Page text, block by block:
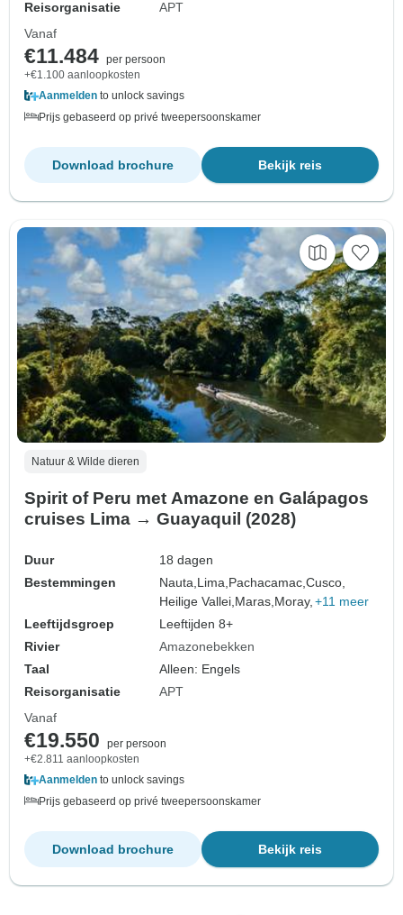
Reisorganisatie
APT
Vanaf
€11.484 per persoon
+€1.100 aanloopkosten
Aanmelden to unlock savings
Prijs gebaseerd op privé tweepersoonskamer
Bekijk reis
Download brochure
Natuur & Wilde dieren
Spirit of Peru met Amazone en Galápagos
cruises Lima → Guayaquil (2028)
Duur
18 dagen
Bestemmingen
Nauta,Lima,Pachacamac,Cusco,
Heilige Vallei,Maras,Moray, +11 meer
Leeftijdsgroep
Leeftijden 8+
Rivier
Amazonebekken
Taal
Alleen: Engels
Reisorganisatie
APT
Vanaf
€19.550
per persoon
+€2.811 aanloopkosten
Aanmelden to unlock savings
Prijs gebaseerd op privé tweepersoonskamer
Bekijk reis
Download brochure